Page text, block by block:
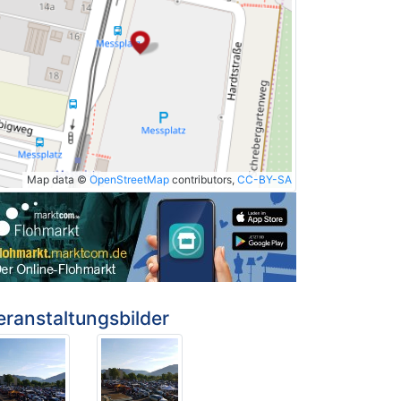
Map data © OpenStreetMap contributors, CC-BY-SA